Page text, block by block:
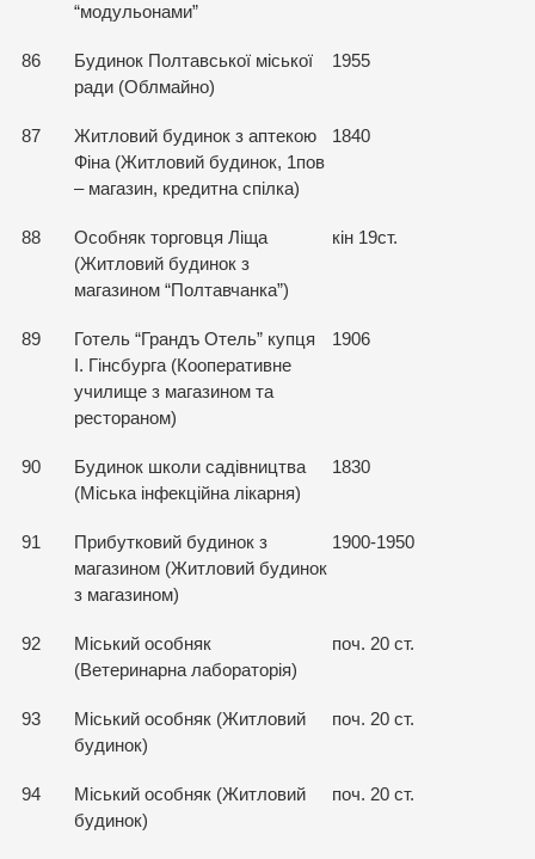
“модульонами”
86
Будинок Полтавської міської
ради (Облмайно)
1955
87
Житловий будинок з аптекою
Фіна (Житловий будинок, 1пов
– магазин, кредитна спілка)
1840
88
Особняк торговця Ліща
(Житловий будинок з
магазином “Полтавчанка”)
кін 19ст.
89
Готель “Грандъ Отель” купця
І. Гінсбурга (Кооперативне
училище з магазином та
рестораном)
1906
90
Будинок школи садівництва
(Міська інфекційна лікарня)
1830
91
Прибутковий будинок з
магазином (Житловий будинок
з магазином)
1900-1950
92
Міський особняк
(Ветеринарна лабораторія)
поч. 20 ст.
93
Міський особняк (Житловий
будинок)
поч. 20 ст.
94
Міський особняк (Житловий
будинок)
поч. 20 ст.